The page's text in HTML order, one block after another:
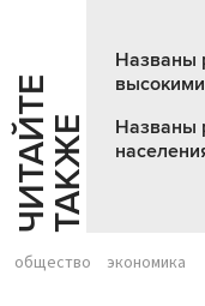
Ч
И
Т
АЙ
Т
Е
Т
А
К
ЖЕ
Названы
Названы
общество экономика